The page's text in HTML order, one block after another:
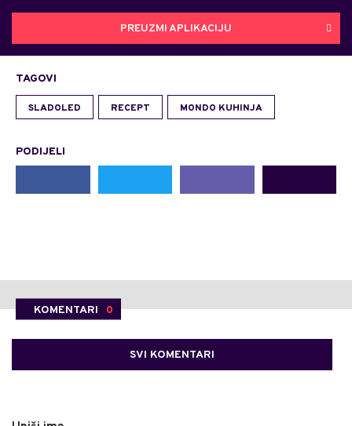
PREUZMI APLIKACIJU
TAGOVI
SLADOLED RECEPT MONDO KUHINJA
PODIJELI
KOMENTARI 0
SVI KOMENTARI